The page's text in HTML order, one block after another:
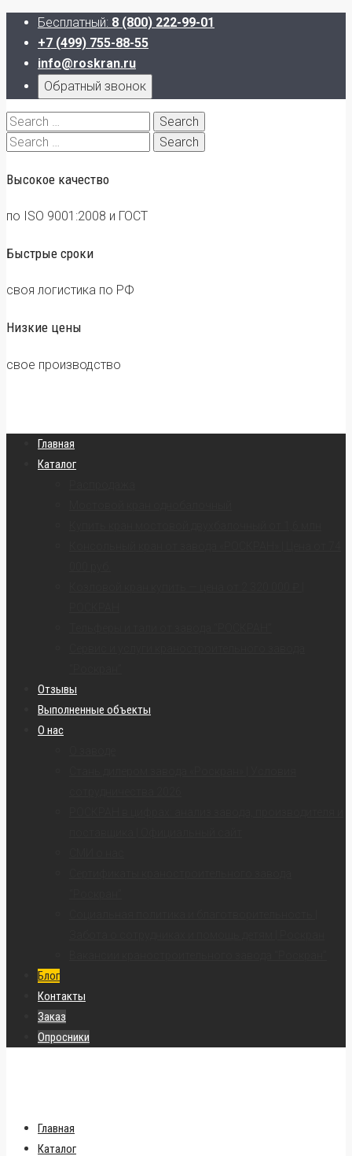
Бесплатный: 8 (800) 222-99-01
+7 (499) 755-88-55
info@roskran.ru
Обратный звонок
Search
for:
Search
Высокое качество
по ISO 9001:2008 и ГОСТ
Быстрые сроки
своя логистика по РФ
Низкие цены
свое производство
Главная
Каталог
Отзывы
Выполненные объекты
О нас
Блог
Контакты
Заказ
Опросники
Главная
Каталог